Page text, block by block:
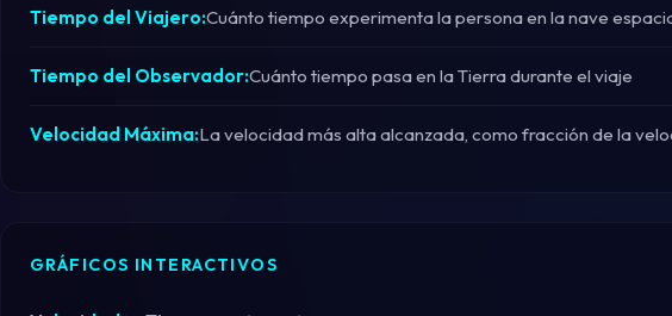
Tiempo del Viajero:Cuánto tiempo experimenta la persona en la nave
Tiempo del Observador:Cuánto tiempo pasa en la Tierra durante el viaje
Velocidad Máxima:La velocidad más alta alcanzada, como fracción de la
GRÁFICOS INTERACTIVOS